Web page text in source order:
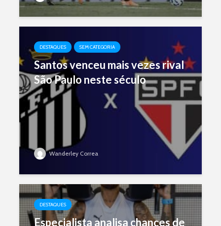
DESTAQUES SEM CATEGORIA
Santos venceu mais vezes rival
São Paulo neste século
Wanderley Correa
DESTAQUES
Especialista analisa chances de